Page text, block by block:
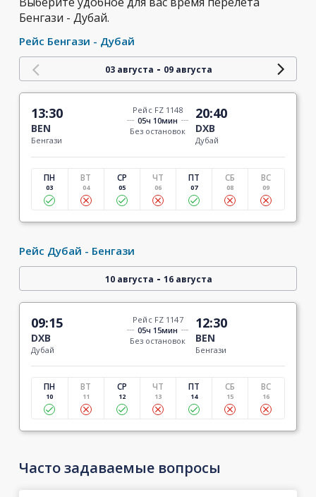
Бенгази - Дубай.
Рейс Бенгази - Дубай
03 августа - 09 августа
13:30
BEN
Бенгази
Рейс FZ 1148
05ч 10мин
Без остановок
20:40
DXB
Дубай
ПН
03
ВТ
04
СР
05
ЧТ
06
ПТ
07
СБ
08
ВС
09
Рейс Дубай - Бенгази
10 августа - 16 августа
09:15
DXB
Дубай
Рейс FZ 1147
05ч 15мин
Без остановок
12:30
BEN
Бенгази
ПН
10
ВТ
11
СР
12
ЧТ
13
ПТ
14
СБ
15
ВС
16
Часто задаваемые вопросы